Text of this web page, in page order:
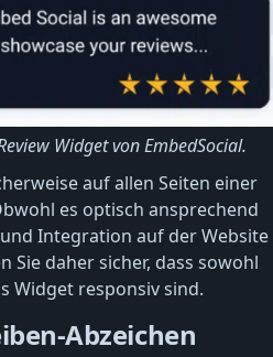
Widget von EmbedSocial.
auf allen Seiten einer
es optisch ansprechend
Integration auf der Website
Sie daher sicher, dass sowohl
Widget responsiv sind.
Abzeichen